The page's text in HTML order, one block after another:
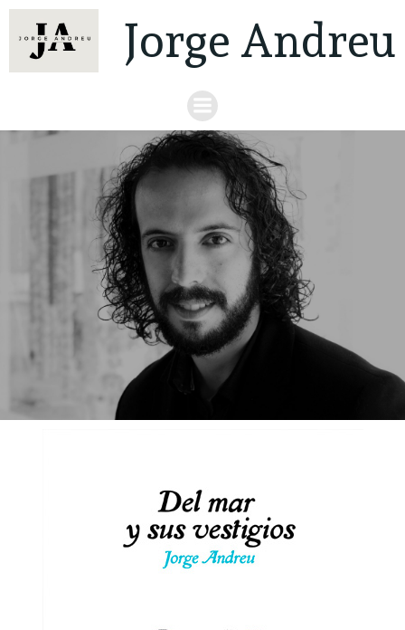
Jorge Andreu